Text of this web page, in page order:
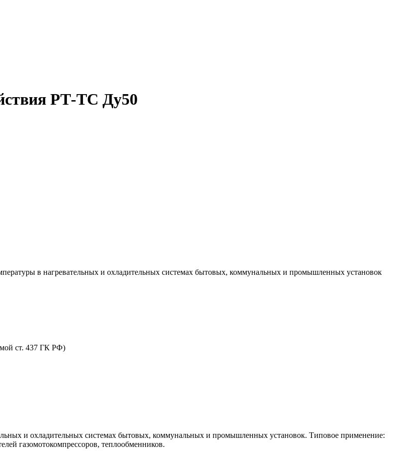
РТ-ТС Ду50
в нагревательных и охладительных системах бытовых, коммунальных и промышленных установок
ст. 437 ГК РФ)
и охладительных системах бытовых, коммунальных и промышленных установок. Типовое применение:
газомотокомпрессоров, теплообменников.